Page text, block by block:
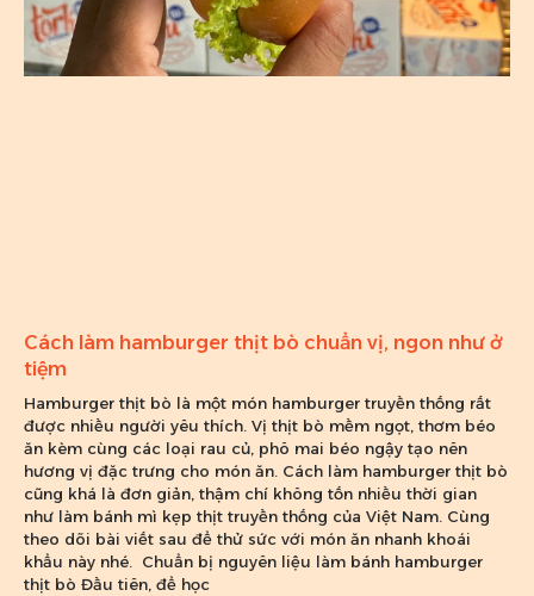
Cách làm hamburger thịt bò chuẩn vị, ngon như ở
tiệm
Hamburger thịt bò là một món hamburger truyền thống rất
được nhiều người yêu thích. Vị thịt bò mềm ngọt, thơm béo
ăn kèm cùng các loại rau củ, phô mai béo ngậy tạo nên
hương vị đặc trưng cho món ăn. Cách làm hamburger thịt bò
cũng khá là đơn giản, thậm chí không tốn nhiều thời gian
như làm bánh mì kẹp thịt truyền thống của Việt Nam. Cùng
theo dõi bài viết sau để thử sức với món ăn nhanh khoái
khẩu này nhé. Chuẩn bị nguyên liệu làm bánh hamburger
thịt bò Đầu tiên, để học